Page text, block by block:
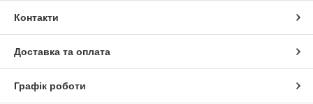
Контакти
Доставка та оплата
Графік роботи